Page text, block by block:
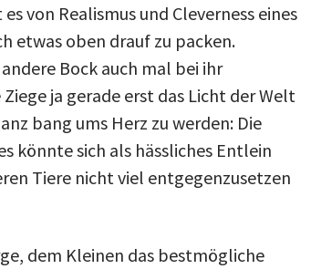
von Realismus und Cleverness eines
etwas oben drauf zu packen.
Bock auch mal bei ihr
ja gerade erst das Licht der Welt
bang ums Herz zu werden: Die
könnte sich als hässliches Entlein
Tiere nicht viel entgegenzusetzen
dem Kleinen das bestmögliche